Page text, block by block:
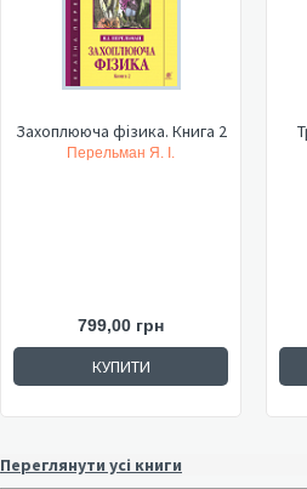
Захоплююча фізика. Книга 2
Перельман Я. І.
799,00 грн
КУПИТИ
Переглянути усі книги